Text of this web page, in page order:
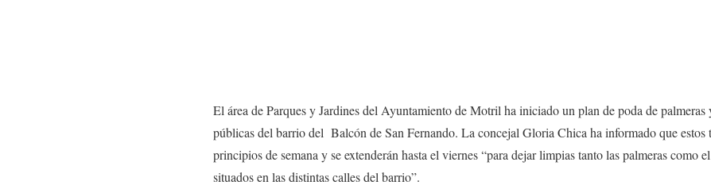
El área de Parques y Jardines del Ayuntamiento de Motril ha iniciado un plan de poda de palmeras
públicas del barrio del Balcón de San Fernando. La concejal Gloria Chica ha informado que estos
principios de semana y se extenderán hasta el viernes “para dejar limpias tanto las palmeras como
situados en las distintas calles del barrio”.